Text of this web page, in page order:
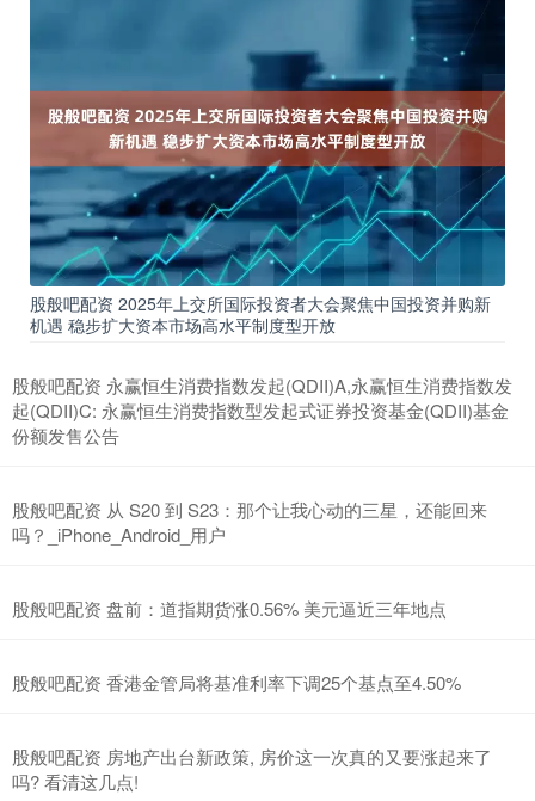
股般吧配资 2025年上交所国际投资者大会聚焦中国投资并购新
机遇 稳步扩大资本市场高水平制度型开放
股般吧配资 永赢恒生消费指数发起(QDII)A,永赢恒生消费指数发
起(QDII)C: 永赢恒生消费指数型发起式证券投资基金(QDII)基金
份额发售公告
股般吧配资 从 S20 到 S23：那个让我心动的三星，还能回来
吗？_iPhone_Android_用户
股般吧配资 盘前：道指期货涨0.56% 美元逼近三年地点
股般吧配资 香港金管局将基准利率下调25个基点至4.50%
股般吧配资 房地产出台新政策, 房价这一次真的又要涨起来了
吗? 看清这几点!